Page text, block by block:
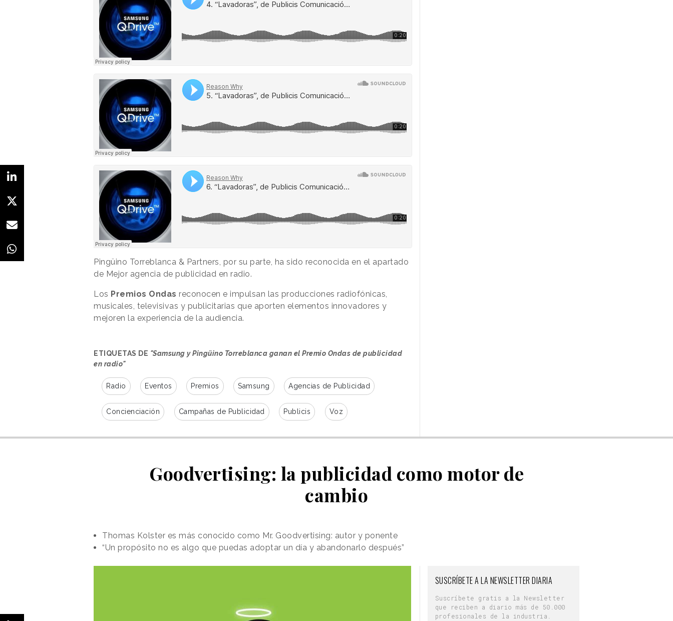
Pingüino Torreblanca & Partners, por su parte, ha sido reconocida en el apartado
de Mejor agencia de publicidad en radio.
Los Premios Ondas reconocen e impulsan las producciones radiofónicas,
musicales, televisivas y publicitarias que aporten elementos innovadores y
mejoren la experiencia de la audiencia.
ETIQUETAS DE "Samsung y Pingüino Torreblanca ganan el Premio Ondas de publicidad
en radio"
Radio Eventos Premios Samsung Agencias de Publicidad
Concienciación Campañas de Publicidad Publicis Voz
Goodvertising: la publicidad como motor de
cambio
Thomas Kolster es más conocido como Mr. Goodvertising: autor y ponente
“Un propósito no es algo que puedas adoptar un día y abandonarlo después”
SUSCRÍBETE A LA NEWSLETTER DIARIA
Suscríbete gratis a la Newsletter
que reciben a diario más de 50.000
profesionales de la industria.